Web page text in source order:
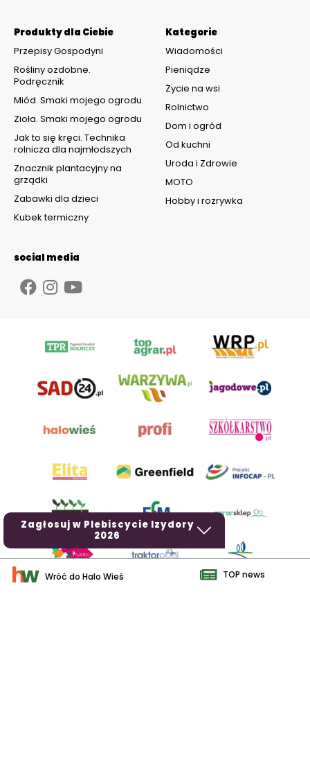
Zagłosuj w Plebiscycie Izydory
2026
Kategorie
Wiadomości
Pieniądze
Życie na wsi
Rolnictwo
Dom i ogród
Od kuchni
Uroda i Zdrowie
MOTO
Hobby i rozrywka
Produkty dla Ciebie
Przepisy Gospodyni
Rośliny ozdobne.
Podręcznik
Miód. Smaki mojego ogrodu
Zioła. Smaki mojego ogrodu
Jak to się kręci. Technika
rolnicza dla najmłodszych
Znacznik plantacyjny na
grządki
Zabawki dla dzieci
Kubek termiczny
social media
Wróć do Halo Wieś TOP news